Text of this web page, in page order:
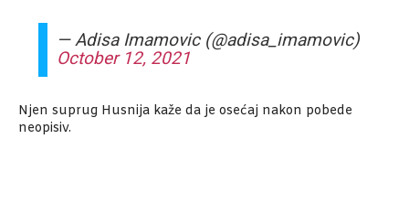
— Adisa Imamovic (@adisa_imamovic)
October 12, 2021
Njen suprug Husnija kaže da je osećaj nakon pobede
neopisiv.